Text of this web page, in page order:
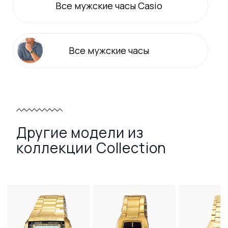
Все мужские часы Casio
Все мужские часы
Другие модели из
коллекции Collection